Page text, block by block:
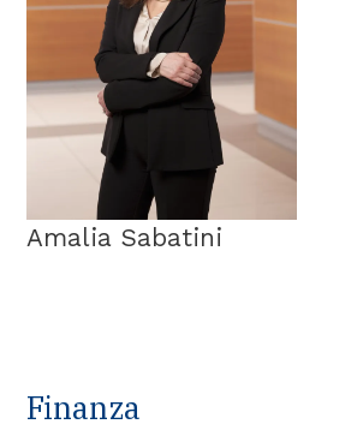
Amalia Sabatini
Finanza